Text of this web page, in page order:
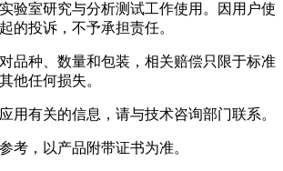
验室研究与分析测试工作使用。因用户使
的投诉，不予承担责任。
品种、数量和包装，相关赔偿只限于标准
他任何损失。
用有关的信息，请与技术咨询部门联系。
考，以产品附带证书为准。